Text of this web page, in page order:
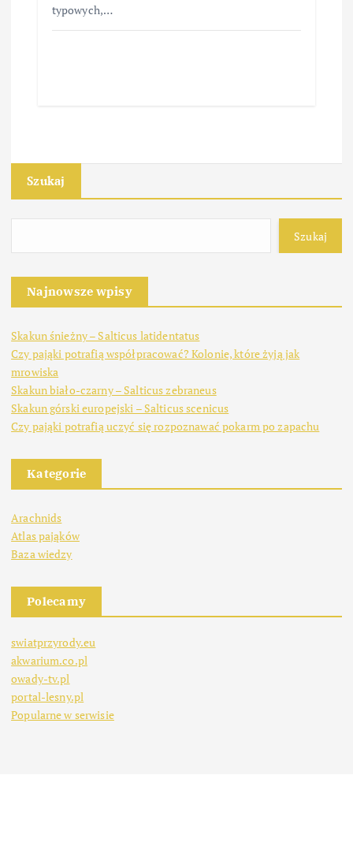
typowych,…
Szukaj
Szukaj
Najnowsze wpisy
Skakun śnieżny – Salticus latidentatus
Czy pająki potrafią współpracować? Kolonie, które żyją jak
mrowiska
Skakun biało-czarny – Salticus zebraneus
Skakun górski europejski – Salticus scenicus
Czy pająki potrafią uczyć się rozpoznawać pokarm po zapachu
Kategorie
Arachnids
Atlas pająków
Baza wiedzy
Polecamy
swiatprzyrody.eu
akwarium.co.pl
owady-tv.pl
portal-lesny.pl
Popularne w serwisie